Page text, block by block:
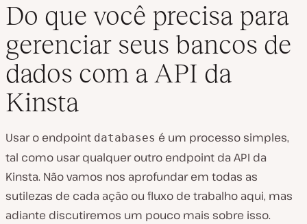
Do que você precisa para
gerenciar seus bancos de
dados com a API da
Kinsta
Usar o endpoint databases é um processo simples,
tal como usar qualquer outro endpoint da API da
Kinsta. Não vamos nos aprofundar em todas as
sutilezas de cada ação ou fluxo de trabalho aqui, mas
adiante discutiremos um pouco mais sobre isso.